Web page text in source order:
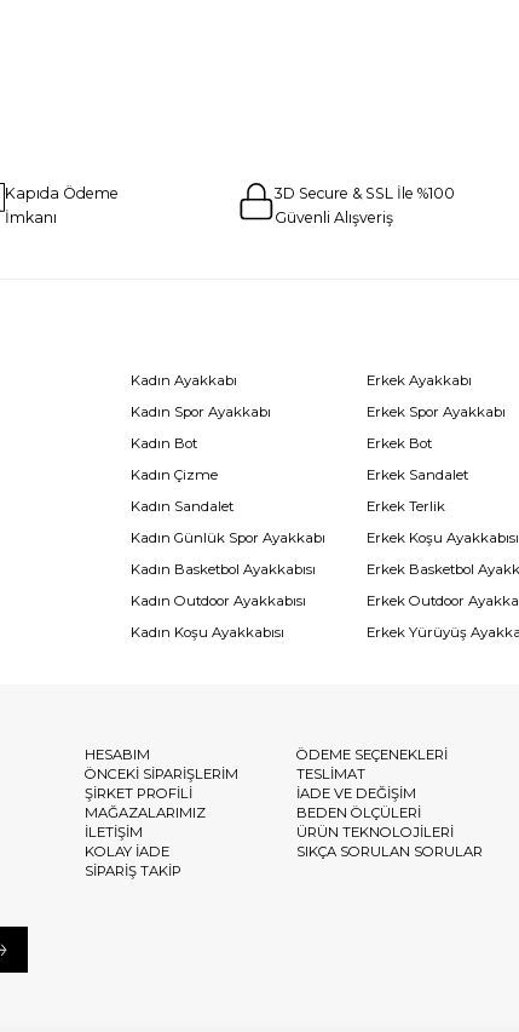
Kapıda Ödeme
İmkanı
3D Secure & SSL İle %100
Güvenli Alışveriş
Kadın Ayakkabı
Kadın Spor Ayakkabı
Kadın Bot
Kadın Çizme
Kadın Sandalet
Kadın Günlük Spor Ayakkabı
Kadın Basketbol Ayakkabısı
Kadın Outdoor Ayakkabısı
Kadın Koşu Ayakkabısı
Erkek Ayakkabı
Erkek Spor Ayakkabı
Erkek Bot
Erkek Sandalet
Erkek Terlik
Erkek Koşu Ayakkabısı
Erkek Basketbol
Erkek Outdoor
Erkek Yürüyüş
HESABIM
ÖNCEKİ SİPARİŞLERİM
ŞİRKET PROFİLİ
MAĞAZALARIMIZ
İLETİŞİM
KOLAY İADE
SİPARİŞ TAKİP
ÖDEME SEÇENEKLERİ
TESLİMAT
İADE VE DEĞİŞİM
BEDEN ÖLÇÜLERİ
ÜRÜN TEKNOLOJİLERİ
SIKÇA SORULAN SORULAR